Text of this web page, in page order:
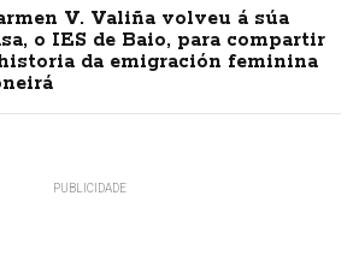
V. Valiña volveu á súa
o IES de Baio, para compartir
da emigración feminina